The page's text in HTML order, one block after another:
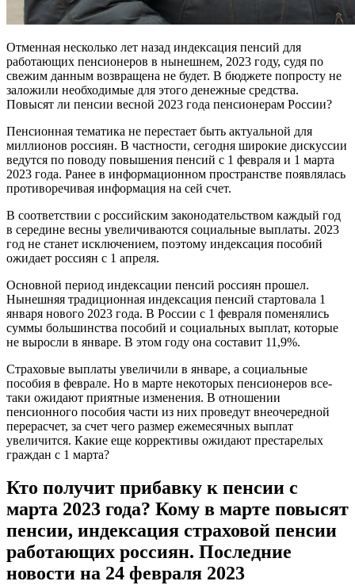
Отменная несколько лет назад индексация пенсий для
работающих пенсионеров в нынешнем, 2023 году, судя по
свежим данным возвращена не будет. В бюджете попросту не
заложили необходимые для этого денежные средства.
Повысят ли пенсии весной 2023 года пенсионерам России?
Пенсионная тематика не перестает быть актуальной для
миллионов россиян. В частности, сегодня широкие дискуссии
ведутся по поводу повышения пенсий с 1 февраля и 1 марта
2023 года. Ранее в информационном пространстве появлялась
противоречивая информация на сей счет.
В соответствии с российским законодательством каждый год
в середине весны увеличиваются социальные выплаты. 2023
год не станет исключением, поэтому индексация пособий
ожидает россиян с 1 апреля.
Основной период индексации пенсий россиян прошел.
Нынешняя традиционная индексация пенсий стартовала 1
января нового 2023 года. В России с 1 февраля поменялись
суммы большинства пособий и социальных выплат, которые
не выросли в январе. В этом году она составит 11,9%.
Страховые выплаты увеличили в январе, а социальные
пособия в феврале. Но в марте некоторых пенсионеров все-
таки ожидают приятные изменения. В отношении
пенсионного пособия части из них проведут внеочередной
перерасчет, за счет чего размер ежемесячных выплат
увеличится. Какие еще коррективы ожидают престарелых
граждан с 1 марта?
Кто получит прибавку к пенсии с
марта 2023 года? Кому в марте повысят
пенсии, индексация страховой пенсии
работающих россиян. Последние
новости на 24 февраля 2023